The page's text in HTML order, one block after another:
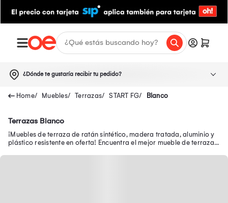
¿Dónde te gustaría recibir tu pedido?
Muebles Terrazas START FG Blanco
Terrazas Blanco
¡Muebles de terraza de ratán sintético, madera tratada, aluminio y
plástico resistente en oferta! Encuentra el mejor mueble de terraza